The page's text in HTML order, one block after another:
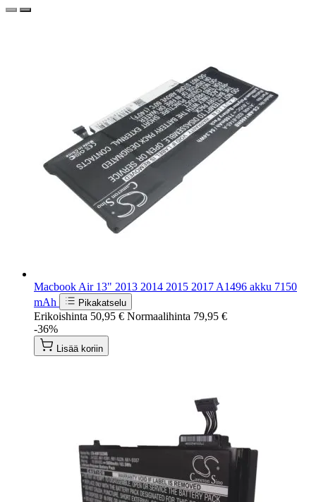
Macbook Air 13" 2013 2014 2015 2017 A1496 akku 7150
mAh
Pikakatselu
Erikoishinta 50,95 € Normaalihinta 79,95 €
-36%
Lisää koriin